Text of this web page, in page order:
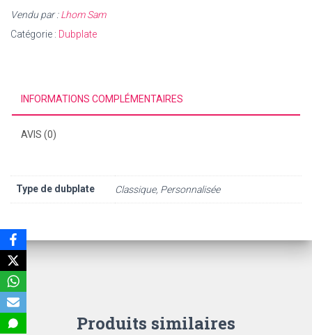
Vendu par :Lhom Sam
Catégorie : Dubplate
INFORMATIONS COMPLÉMENTAIRES
AVIS (0)
Type de dubplate Classique, Personnalisée
Produits similaires